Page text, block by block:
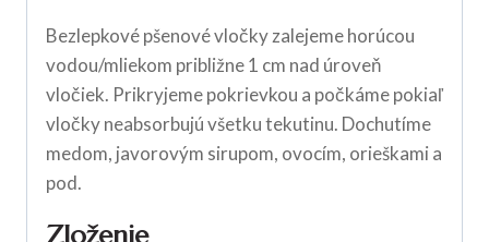
Bezlepkové pšenové vločky zalejeme horúcou
vodou/mliekom približne 1 cm nad úroveň
vločiek. Prikryjeme pokrievkou a počkáme pokiaľ
vločky neabsorbujú všetku tekutinu. Dochutíme
medom, javorovým sirupom, ovocím, orieškami a
pod.
Zloženie